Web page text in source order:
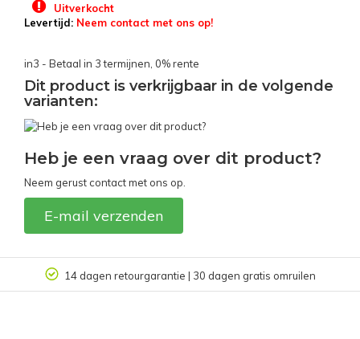
Uitverkocht
Levertijd: Neem contact met ons op!
in3 - Betaal in 3 termijnen, 0% rente
Dit product is verkrijgbaar in de volgende
varianten:
Heb je een vraag over dit product?
Neem gerust contact met ons op.
E-mail verzenden
14 dagen retourgarantie | 30 dagen gratis omruilen